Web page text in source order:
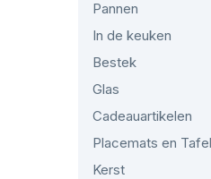
Pannen
In de keuken
Bestek
Glas
Cadeauartikelen
Placemats en
Kerst